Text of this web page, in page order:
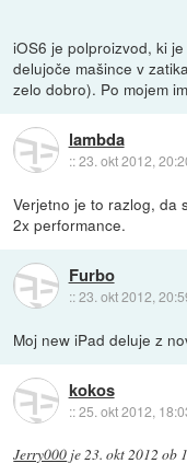
iOS6 je polproizvod, ki
delujoče mašince v
zelo dobro). Po mojem
lambda
::23. okt 2012,
Verjetno je to razlog, da
2x performance.
Furbo
::23. okt 2012,
Moj new iPad deluje z
kokos
::25. okt 2012,
Jerry000 je23. okt 2012 ob